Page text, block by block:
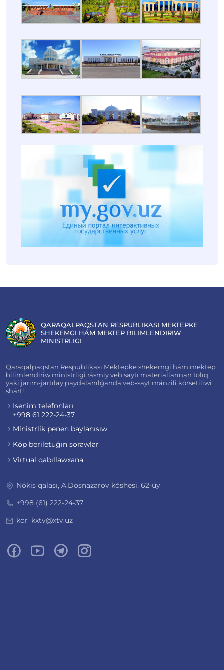
QARAQALPAQSTAN RESPUBLIKASI MEKTEPKE
SHEKEMGI HÁM MEKTEP BILIMLENDIRIW
MINISTRLIGI
Qaraqalpaqstan Respublikası Mektepke shekemgi hám mektep
bilimlendiriw ministrligi rásmiy veb saytı materiallarınan tolıq
yaki jarım-jartılay paydalanılǵanda veb-sayt mánzili kórsetiliwi
shárt!
Isenim telefonları
+998 61 222-24-37
Ministrlik penen baylanısıw
Kóp beriletuǵın sorawlar
Virtual qabıllawxana
Nókis qalası, A.Dosnazarov kóshesi, 62-úy
+998 (61) 222-24-37
kor_kxtv@xtv.uz